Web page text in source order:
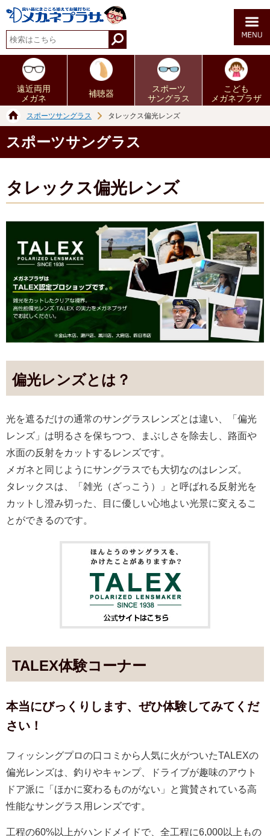
遠近両用
メガネ
補聴器
スポーツ
サングラス
こども
メガネプラザ
スポーツサングラス タレックス偏光レンズ
スポーツサングラス
タレックス偏光レンズ
偏光レンズとは？
光を遮るだけの通常のサングラスレンズとは違い、「偏光
レンズ」は明るさを保ちつつ、まぶしさを除去し、路面や
水面の反射をカットするレンズです。
メガネと同じようにサングラスでも大切なのはレンズ。
タレックスは、「雑光（ざっこう）」と呼ばれる反射光を
カットし澄み切った、目に優しい心地よい光景に変えるこ
とができるのです。
TALEX体験コーナー
本当にびっくりします、ぜひ体験してみてくだ
さい！
フィッシングプロの口コミから人気に火がついたTALEXの
偏光レンズは、釣りやキャンプ、ドライブが趣味のアウト
ドア派に「ほかに変わるものがない」と賞賛されている高
性能なサングラス用レンズです。
工程の60%以上がハンドメイドで、全工程に6,000以上もの